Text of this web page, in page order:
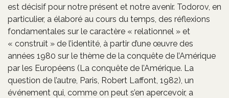
est décisif pour notre présent et notre avenir. Todorov, en
particulier, a élaboré au cours du temps, des réflexions
fondamentales sur le caractère « relationnel » et
« construit » de l’identité, à partir d’une œuvre des
années 1980 sur le thème de la conquête de l’Amérique
par les Européens (La conquête de l’Amérique. La
question de l’autre, Paris, Robert Laffont, 1982), un
événement qui, comme on peut s’en apercevoir, a